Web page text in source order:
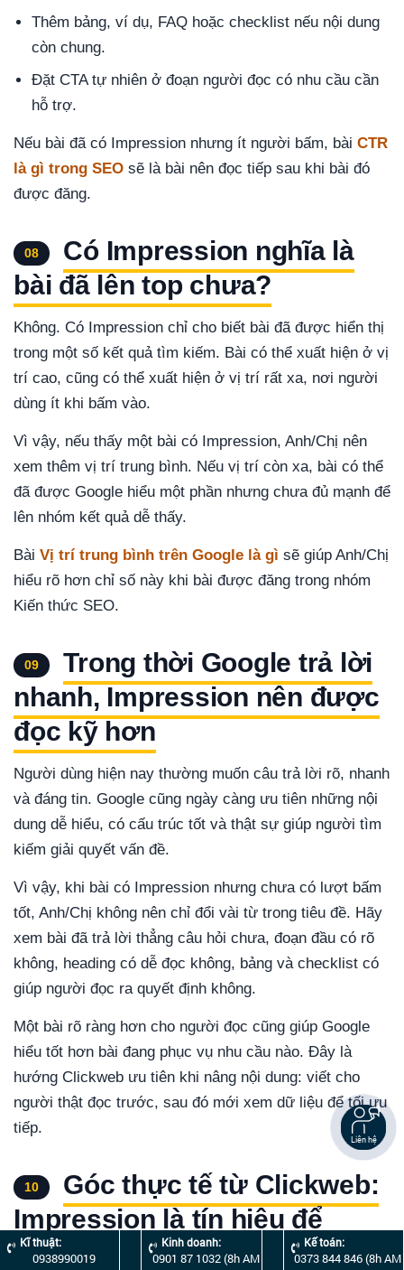
Thêm bảng, ví dụ, FAQ hoặc checklist nếu nội dung
còn chung.
Đặt CTA tự nhiên ở đoạn người đọc có nhu cầu cần
hỗ trợ.
Nếu bài đã có Impression nhưng ít người bấm, bài CTR
là gì trong SEO sẽ là bài nên đọc tiếp sau khi bài đó
được đăng.
08
Có Impression nghĩa là
bài đã lên top chưa?
Không. Có Impression chỉ cho biết bài đã được hiển thị
trong một số kết quả tìm kiếm. Bài có thể xuất hiện ở vị
trí cao, cũng có thể xuất hiện ở vị trí rất xa, nơi người
dùng ít khi bấm vào.
Vì vậy, nếu thấy một bài có Impression, Anh/Chị nên
xem thêm vị trí trung bình. Nếu vị trí còn xa, bài có thể
đã được Google hiểu một phần nhưng chưa đủ mạnh để
lên nhóm kết quả dễ thấy.
Bài Vị trí trung bình trên Google là gì sẽ giúp Anh/Chị
hiểu rõ hơn chỉ số này khi bài được đăng trong nhóm
Kiến thức SEO.
09
Trong thời Google trả lời
nhanh, Impression nên được
đọc kỹ hơn
Người dùng hiện nay thường muốn câu trả lời rõ, nhanh
và đáng tin. Google cũng ngày càng ưu tiên những nội
dung dễ hiểu, có cấu trúc tốt và thật sự giúp người tìm
kiếm giải quyết vấn đề.
Vì vậy, khi bài có Impression nhưng chưa có lượt bấm
tốt, Anh/Chị không nên chỉ đổi vài từ trong tiêu đề. Hãy
xem bài đã trả lời thẳng câu hỏi chưa, đoạn đầu có rõ
không, heading có dễ đọc không, bảng và checklist có
giúp người đọc ra quyết định không.
Một bài rõ ràng hơn cho người đọc cũng giúp Google
hiểu tốt hơn bài đang phục vụ nhu cầu nào. Đây là
hướng Clickweb ưu tiên khi nâng nội dung: viết cho
người thật đọc trước, sau đó mới xem dữ liệu để tối ưu
tiếp.
10
Góc thực tế từ Clickweb:
Impression là tín hiệu để
chọn bài cần nâng trước
Kĩ thuật:
0938990019
Kinh doanh:
0901 87 1032 (8h AM
Kế toán:
0373 844 846 (8h AM
Liên hệ